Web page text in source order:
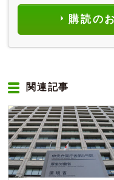
購読の
関連記事